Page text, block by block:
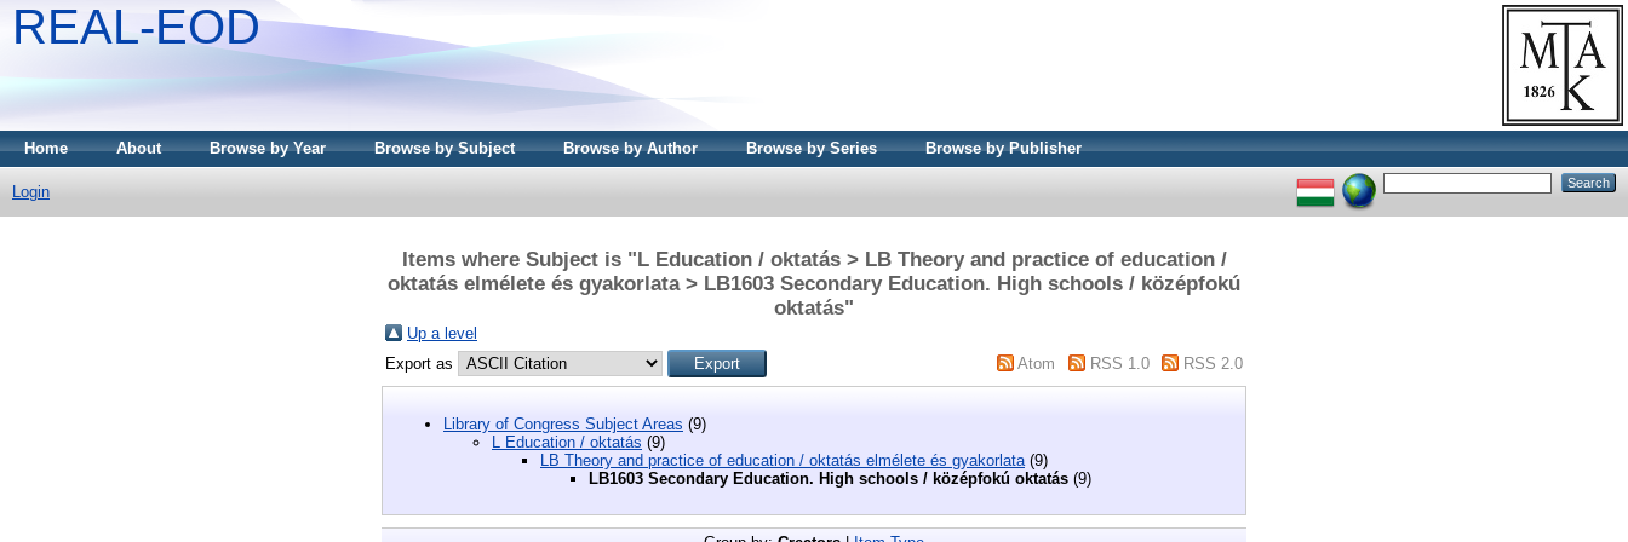
REAL-EOD
Home About Browse by Year Browse by Subject Browse by Author Browse by Series Browse by Publisher
Login
Items where Subject is "L Education / oktatás > LB Theory and practice of education /
oktatás elmélete és gyakorlata > LB1603 Secondary Education. High schools / középfokú
oktatás"
Up a level
Export as
Atom RSS 1.0 RSS 2.0
Library of Congress Subject Areas (9)
L Education / oktatás (9)
LB Theory and practice of education / oktatás elmélete és gyakorlata (9)
LB1603 Secondary Education. High schools / középfokú oktatás (9)